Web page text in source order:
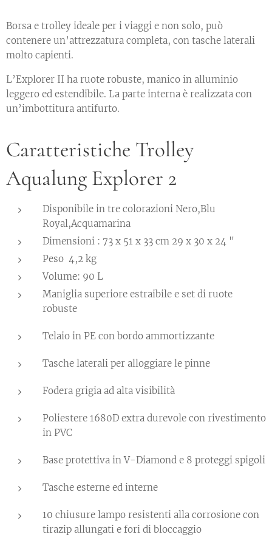
Borsa e trolley ideale per i viaggi e non solo, può
contenere un’attrezzatura completa, con tasche laterali
molto capienti.
L’Explorer II ha ruote robuste, manico in alluminio
leggero ed estendibile. La parte interna è realizzata con
un’imbottitura antifurto.
Caratteristiche Trolley
Aqualung Explorer 2
Disponibile in tre colorazioni Nero,Blu
Royal,Acquamarina
Dimensioni : 73 x 51 x 33 cm 29 x 30 x 24 "
Peso 4,2 kg
Volume: 90 L
Maniglia superiore estraibile e set di ruote
robuste
Telaio in PE con bordo ammortizzante
Tasche laterali per alloggiare le pinne
Fodera grigia ad alta visibilità
Poliestere 1680D extra durevole con rivestimento
in PVC
Base protettiva in V-Diamond e 8 proteggi spigoli
Tasche esterne ed interne
10 chiusure lampo resistenti alla corrosione con
tirazip allungati e fori di bloccaggio